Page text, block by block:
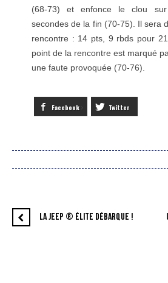
(68-73) et enfonce le clou
secondes de la fin (70-75). Il sera
rencontre : 14 pts, 9 rbds pour
point de la rencontre est marqué
une faute provoquée (70-76).
Facebook Twitter
LA JEEP ® ÉLITE DÉBARQUE !